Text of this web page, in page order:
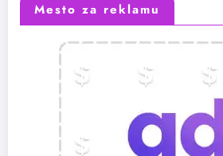
Mesto za reklamu